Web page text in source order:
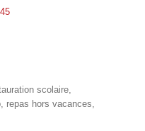
scolaire,
, repas hors vacances,